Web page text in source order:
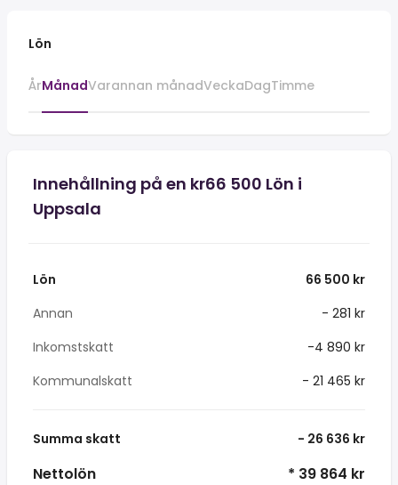
Lön
ÅrMånadVarannan månadVeckaDagTimme
Innehållning på en kr66 500 Lön i
Uppsala
Lön
66 500 kr
Annan
- 281 kr
Inkomstskatt
-4 890 kr
Kommunalskatt
- 21 465 kr
Summa skatt - 26 636 kr
Nettolön * 39 864 kr